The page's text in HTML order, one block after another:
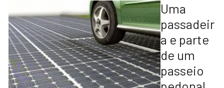
Uma
passadeir
a e parte
de um
passeio